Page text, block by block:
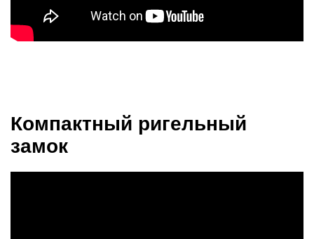
Компактный ригельный
замок